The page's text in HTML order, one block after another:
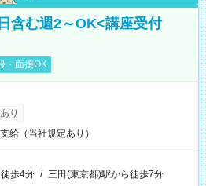
含む週2～OK<講座受付
・面接OK
り
給（当社規定あり）
歩4分 / 三田(東京都)駅から徒歩7分